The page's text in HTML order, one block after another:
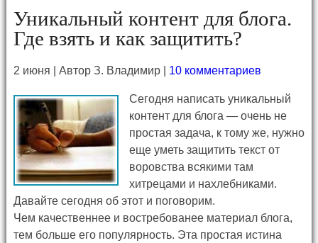
Уникальный контент для блога.
Где взять и как защитить?
2 июня | Автор З. Владимир | 10 комментариев
Сегодня написать уникальный
контент для блога — очень не
простая задача, к тому же, нужно
еще уметь защитить текст от
воровства всякими там
хитрецами и нахлебниками.
Давайте сегодня об этот и поговорим.
Чем качественнее и востребованее материал блога,
тем больше его популярность. Эта простая истина